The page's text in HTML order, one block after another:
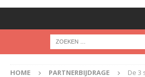
HOME PARTNERBIJDRAGE
De 3